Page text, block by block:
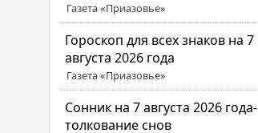
Газета «Приазовье»
Гороскоп для всех знаков на 7
августа 2026 года
Газета «Приазовье»
Сонник на 7 августа 2026 года-
толкование снов